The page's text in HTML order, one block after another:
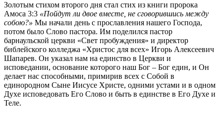
Золотым стихом второго дня стал стих из книги пророка
Амоса 3:3 «Пойдут ли двое вместе, не сговорившись между
собою?» Мы начали день с прославления нашего Господа,
потом было Слово пастора. Им поделился пастор
барнаульской церкви «Свет пробуждения» и директор
библейского колледжа «Христос для всех» Игорь Алексеевич
Шапарев. Он указал нам на единство в Церкви и
исповедании, основание которого наш Бог – Бог един, и Он
делает нас способными, примирив всех с Собой в
единородном Сыне Иисусе Христе, одними устами и в одном
Духе исповедовать Его Слово и быть в единстве в Его Духе и
Теле.